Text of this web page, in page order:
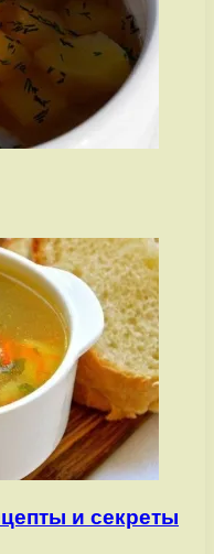
и секреты